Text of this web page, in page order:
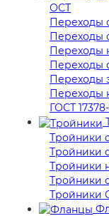
ОСТ
Переходы
Переходы
Переходы
Переходы
Переходы
Переходы
ГОСТ
Тройники
Тройники
Тройники
Тройники
Тройники